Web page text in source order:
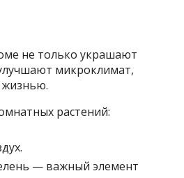
не только украшают
микроклимат,
растений:
— важный элемент